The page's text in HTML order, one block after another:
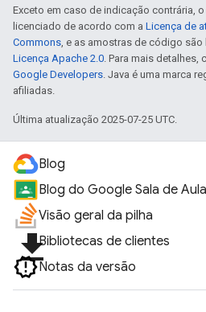
Exceto em caso de indicação contrária,
licenciado de acordo com a Licença de
Commons, e as amostras de código
Licença Apache 2.0. Para mais detalhes,
Google Developers. Java é uma marca
afiliadas.
Última atualização 2025-07-25 UTC.
Blog
Blog do Google Sala de Aula
Visão geral da pilha
file_downloadBibliotecas de clientes
Notas da versão